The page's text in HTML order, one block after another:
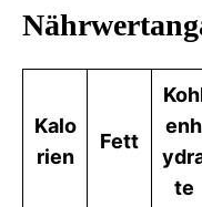
Kalo
rien
Fett
enh
te